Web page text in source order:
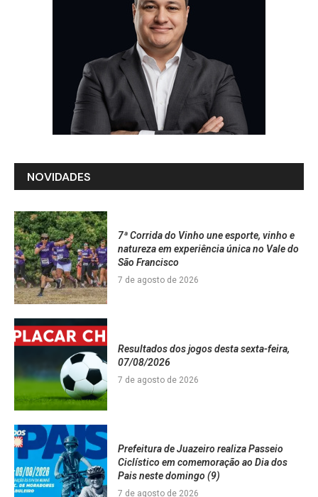
NOVIDADES
7ª Corrida do Vinho une esporte, vinho e
natureza em experiência única no Vale do
São Francisco
7 de agosto de 2026
Resultados dos jogos desta sexta-feira,
07/08/2026
7 de agosto de 2026
Prefeitura de Juazeiro realiza Passeio
Ciclístico em comemoração ao Dia dos
Pais neste domingo (9)
7 de agosto de 2026